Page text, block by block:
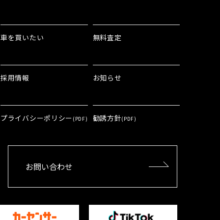
車を買いたい 無料査定
採用情報 お知らせ
プライバシーポリシー (PDF) 勧誘方針(PDF)
お問い合わせ